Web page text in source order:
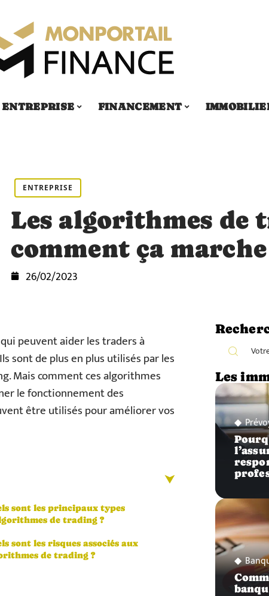
ENTREPRISE FINANCEMENT
ENTREPRISE
Les algorithmes de
comment ça marche
26/02/2023
peuvent aider les traders à
sont de plus en plus utilisés par les
Mais comment ces algorithmes
le fonctionnement des
être utilisés pour améliorer vos
sont les principaux types
de trading ?
sont les risques associés aux
de trading ?
Les